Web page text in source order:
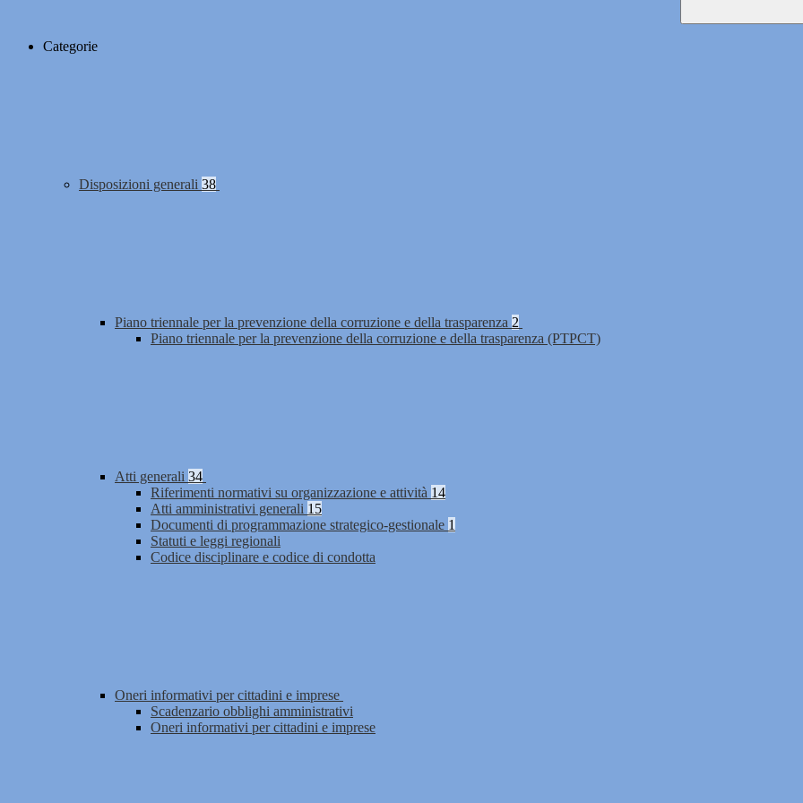
Categorie
Disposizioni generali 38
Piano triennale per la prevenzione della corruzione e della trasparenza 2
Piano triennale per la prevenzione della corruzione e della trasparenza (PTPCT)
Atti generali 34
Riferimenti normativi su organizzazione e attività 14
Atti amministrativi generali 15
Documenti di programmazione strategico-gestionale 1
Statuti e leggi regionali
Codice disciplinare e codice di condotta
Oneri informativi per cittadini e imprese
Scadenzario obblighi amministrativi
Oneri informativi per cittadini e imprese